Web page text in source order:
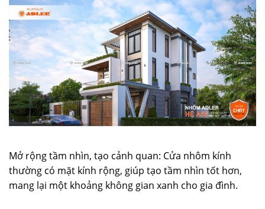
Mở rộng tầm nhìn, tạo cảnh quan: Cửa nhôm kính
thường có mặt kính rộng, giúp tạo tầm nhìn tốt hơn,
mang lại một khoảng không gian xanh cho gia đình.